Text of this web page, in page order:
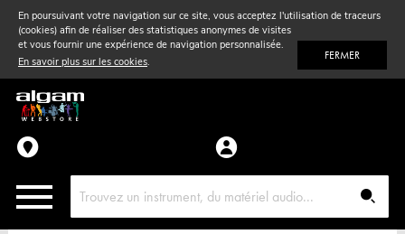
En poursuivant votre navigation sur ce site, vous acceptez l'utilisation de traceurs
(cookies) afin de réaliser des statistiques anonymes de visites
et vous fournir une expérience de navigation personnalisée.
En savoir plus sur les cookies. FERMER
Vent& Violon
Accessoires
Pièces détachées